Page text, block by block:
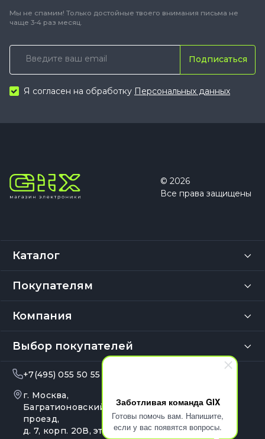
Заботливая команда GIX
Готовы помочь вам. Напишите,
если у вас появятся вопросы.
Мы не спамим! Только достойные твоего внимания письма не
чаще 3-4 раз месяц.
Подписаться
Я согласен на обработку Персональных данных
© 2026
Все права защищены
Каталог
Покупателям
Компания
Выбор покупателей
+7(495) 055 50 55
г. Москва,
Багратионовский
проезд,
д. 7, корп. 20В, эт. 4, оф.
Ежедневно